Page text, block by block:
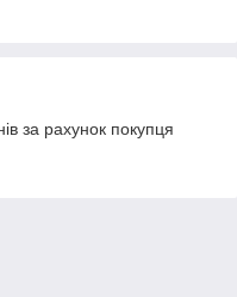
за рахунок покупця